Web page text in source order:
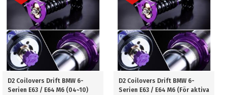
D2 Coilovers Drift BMW 6-
Serien E63 / E64 M6 (04~10)
D2 Coilovers Drift BMW 6-
Serien E63 / E64 M6 (För aktiva